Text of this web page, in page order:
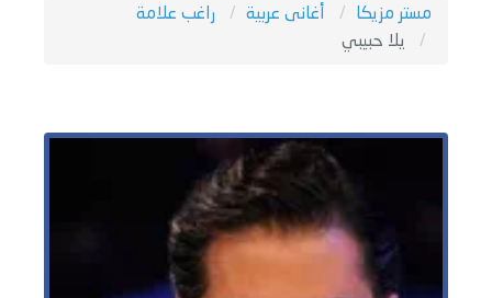
مستر مزيكا أغانى عربية
راغب علامة
يلا حبيبي